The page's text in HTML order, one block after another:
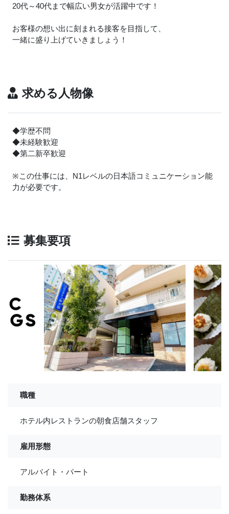
20代～40代まで幅広い男女が活躍中です！
お客様の想い出に刻まれる接客を目指して、
一緒に盛り上げていきましょう！
求める人物像
◆学歴不問
◆未経験歓迎
◆第二新卒歓迎
※この仕事には、N1レベルの日本語コミュニケーション能
力が必要です。
募集要項
職種
ホテル内レストランの朝食店舗スタッフ
雇用形態
アルバイト・パート
勤務体系